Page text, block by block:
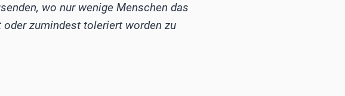
wo nur wenige ­Menschen das
zumindest toleriert worden zu